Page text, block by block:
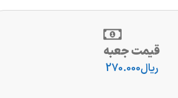
قیمت جعبه
ریال270.000